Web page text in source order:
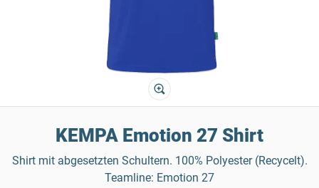
KEMPA Emotion 27 Shirt
Shirt mit abgesetzten Schultern. 100% Polyester (Recycelt).
Teamline: Emotion 27